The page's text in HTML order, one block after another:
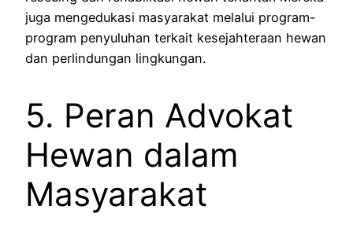
juga mengedukasi masyarakat melalui program-
program penyuluhan terkait kesejahteraan hewan
dan perlindungan lingkungan.
5. Peran Advokat
Hewan dalam
Masyarakat